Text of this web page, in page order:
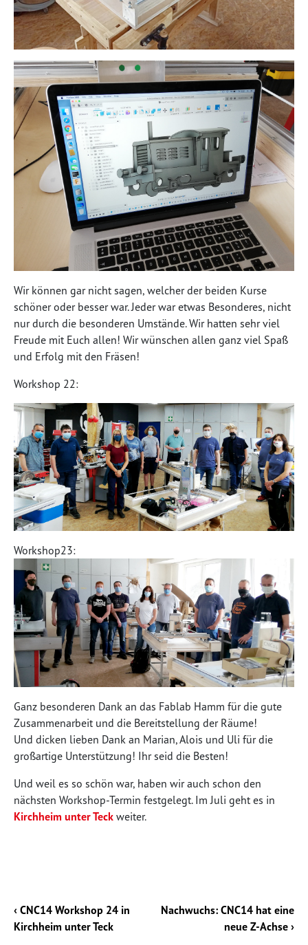
Wir können gar nicht sagen, welcher der beiden Kurse
schöner oder besser war. Jeder war etwas Besonderes, nicht
nur durch die besonderen Umstände. Wir hatten sehr viel
Freude mit Euch allen! Wir wünschen allen ganz viel Spaß
und Erfolg mit den Fräsen!
Workshop 22:
Workshop23:
Ganz besonderen Dank an das Fablab Hamm für die gute
Zusammenarbeit und die Bereitstellung der Räume!
Und dicken lieben Dank an Marian, Alois und Uli für die
großartige Unterstützung! Ihr seid die Besten!
Und weil es so schön war, haben wir auch schon den
nächsten Workshop-Termin festgelegt. Im Juli geht es in
Kirchheim unter Teck weiter.
‹ CNC14 Workshop 24 in
Kirchheim unter Teck
Nachwuchs: CNC14 hat eine
neue Z-Achse ›